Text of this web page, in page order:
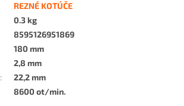
REZNÉ KOTÚČE
0.3 kg
8595126951869
180 mm
2,8 mm
:
22,2 mm
8600 ot/min.